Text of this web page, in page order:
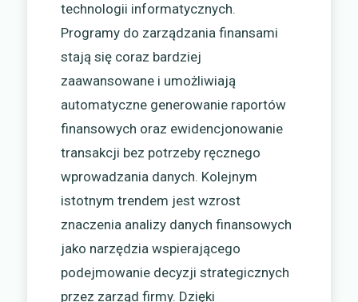
technologii informatycznych.
Programy do zarządzania finansami
stają się coraz bardziej
zaawansowane i umożliwiają
automatyczne generowanie raportów
finansowych oraz ewidencjonowanie
transakcji bez potrzeby ręcznego
wprowadzania danych. Kolejnym
istotnym trendem jest wzrost
znaczenia analizy danych finansowych
jako narzędzia wspierającego
podejmowanie decyzji strategicznych
przez zarząd firmy. Dzięki